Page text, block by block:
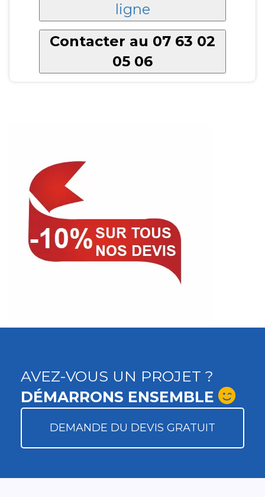
ligne
Contacter au 07 63 02
05 06
AVEZ-VOUS UN PROJET ?
DÉMARRONS ENSEMBLE
DEMANDE DU DEVIS GRATUIT